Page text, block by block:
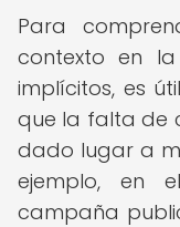
Para
contexto en
implícitos, es
que la falta de
dado lugar a
ejemplo, en
campaña